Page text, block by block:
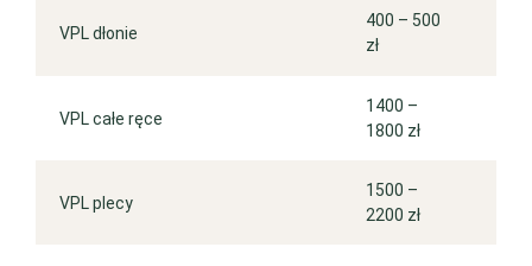
VPL dłonie
400 – 500
zł
VPL całe ręce
1400 –
1800 zł
VPL plecy
1500 –
2200 zł